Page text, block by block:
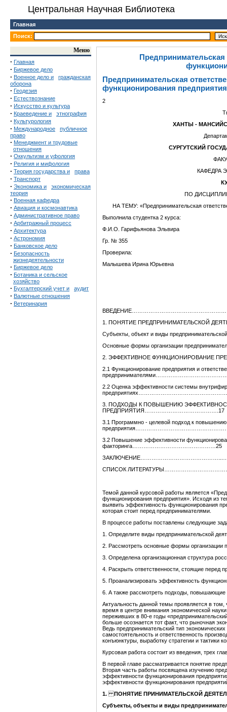
Центральная Научная Библиотека
Главная
Поиск:
Меню
· Главная
· Биржевое дело
· Военное дело и
гражданская
оборона
· Геодезия
· Естествознание
· Искусство и культура
· Краеведение и этнография
· Культурология
· Международное
публичное
право
· Менеджмент и трудовые
отношения
· Оккультизм и уфология
· Религия и мифология
· Теория государства и права
· Транспорт
· Экономика и
экономическая
теория
· Военная кафедра
· Авиация и космонавтика
· Административное право
· Арбитражный процесс
· Архитектура
· Астрономия
· Банковское дело
· Безопасность
жизнедеятельности
· Биржевое дело
· Ботаника и сельское
хозяйство
· Бухгалтерский учет и аудит
· Валютные отношения
· Ветеринария
Предпринимательская
Предпринимательская
функционирования предприятия
2
ХАНТЫ -
СУРГУТСКИЙ
КАФЕДРА
ПО
НА ТЕМУ: «Предпринимательская
Выполнила студентка 2 курса:
Ф.И.О. Гарифьянова Эльвира
Гр. № 355
Проверила:
Малышева Ирина Юрьевна
1. ПОНЯТИЕ ПРЕДПРИНИМАТЕЛЬСКОЙ
Субъекты, объект и виды
Основные формы организации
2. ЭФФЕКТИВНОЕ ФУНКЦИОНИРОВАНИЕ
2.1 Функционирование предприятия и
2.2 Оценка эффективности системы
3. ПОДХОДЫ К ПОВЫШЕНИЮ
ПРЕДПРИЯТИЯ………………………………….17
3.1 Программно - целевой подход к
3.2 Повышение эффективности
факторинга………………………………………25
СПИСОК
Темой данной курсовой работы является
функционирования предприятия». Исходя из
выявить эффективность функционирования
которая стоит перед предпринимателями.
В процессе работы поставлены следующие
1. Определите виды предпринимательской
2. Рассмотреть основные формы организации
3. Определена организационная структура
4. Раскрыть ответственности, стоящие перед
5. Проанализировать эффективность
6. А также рассмотреть подходы,
Актуальность данной темы проявляется в
время в центре внимания экономической
переживших в 80-е годы
больше осознается тот факт, что рыночная
Ведь предпринимательский тип
самостоятельность и ответственность
конъюнктуры, выработку стратегии и тактики
Курсовая работа состоит из введения, трех
В первой главе рассматривается понятие
Вторая часть работы посвящена изучению
эффективности функционирования
эффективности функционирования
1.
ПОНЯТИЕ ПРИНИМАТЕЛЬСКОЙ
Субъекты, объекты и виды